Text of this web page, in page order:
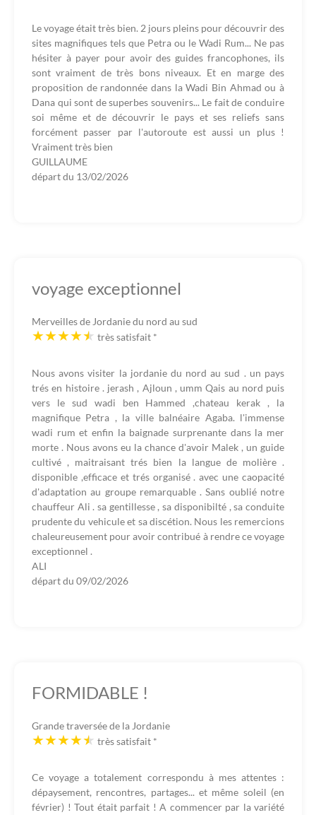
Le voyage était très bien. 2 jours pleins pour découvrir des
sites magnifiques tels que Petra ou le Wadi Rum... Ne pas
hésiter à payer pour avoir des guides francophones, ils
sont vraiment de très bons niveaux. Et en marge des
proposition de randonnée dans la Wadi Bin Ahmad ou à
Dana qui sont de superbes souvenirs... Le fait de conduire
soi même et de découvrir le pays et ses reliefs sans
forcément passer par l'autoroute est aussi un plus !
Vraiment très bien
GUILLAUME
départ du 13/02/2026
voyage exceptionnel
Merveilles de Jordanie du nord au sud
très satisfait *
Nous avons visiter la jordanie du nord au sud . un pays
trés en histoire . jerash , Ajloun , umm Qais au nord puis
vers le sud wadi ben Hammed ,chateau kerak , la
magnifique Petra , la ville balnéaire Agaba. l'immense
wadi rum et enfin la baignade surprenante dans la mer
morte . Nous avons eu la chance d'avoir Malek , un guide
cultivé , maitraisant trés bien la langue de molière .
disponible ,efficace et trés organisé . avec une caopacité
d'adaptation au groupe remarquable . Sans oublié notre
chauffeur Ali . sa gentillesse , sa disponibilté , sa conduite
prudente du vehicule et sa discétion. Nous les remercions
chaleureusement pour avoir contribué à rendre ce voyage
exceptionnel .
ALI
départ du 09/02/2026
FORMIDABLE !
Grande traversée de la Jordanie
très satisfait *
Ce voyage a totalement correspondu à mes attentes :
dépaysement, rencontres, partages... et même soleil (en
février) ! Tout était parfait ! A commencer par la variété